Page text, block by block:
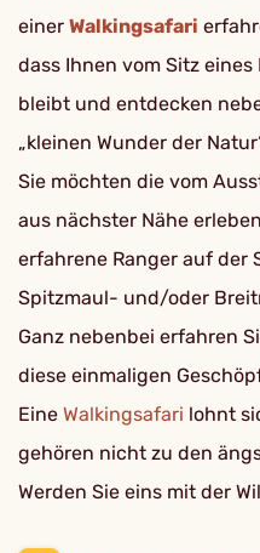
einer Walkingsafari
dass Ihnen vom Sitz
bleibt und entdecken
„kleinen Wunder der
Sie möchten die vom
aus nächster Nähe
erfahrene Ranger auf der
Spitzmaul- und/oder
Ganz nebenbei erfahren
diese einmaligen
Eine Walkingsafari lohnt
gehören nicht zu den
Werden Sie eins mit der